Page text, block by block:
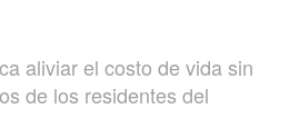
aliviar el costo de vida sin
de los residentes del